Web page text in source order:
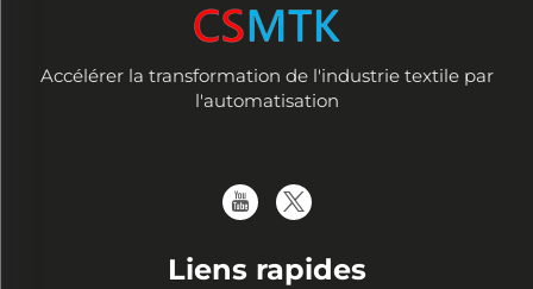
Accélérer la transformation de l'industrie textile par
l'automatisation
Liens rapides